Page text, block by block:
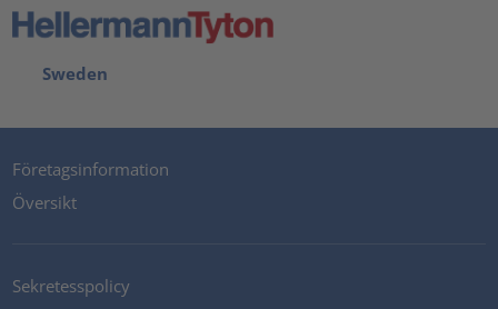
Sweden
Företagsinformation
Översikt
Sekretesspolicy